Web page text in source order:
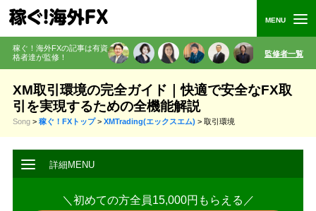
稼ぐ！海外FXの記事は有資
格者達が監修 ！ 監修者一覧
XM取引環境の完全ガイド｜快適で安全なFX取
引を実現するための全機能解説
Song > 稼ぐ！FXトップ> XMTrading(エックスエム) > 取引環境
＼初めての方全員15,000円もらえる／